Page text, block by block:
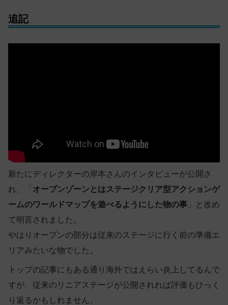
追記
新たにディレクターの岸本さんのインタビューが公開さ
れ、「 オープンゾーンとはステージクリア型アクションゲ
ームのワールドマップを遊べるようにした物の事 」と改め
て明言されました。
やはりオープンの部分は従来のステージに行く前の準備エ
リアみたいな物でした。
トップの記事にもある通り海外ではえらい炎上してるんで
すが、従来のリニアステージが公開されれば評価もひっく
り返るかもしれません。